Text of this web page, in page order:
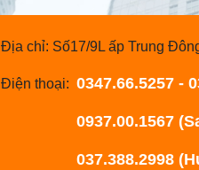
Địa chỉ: Số17/9L ấp Trung
Điện thoại: 0347.66.5257 -
0937.00.1567
037.388.2998